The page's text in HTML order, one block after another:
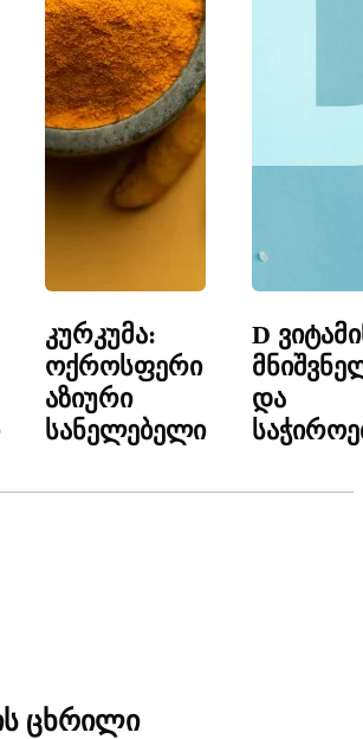
კურკუმა:
ოქროსფერი
აზიური
სანელებელი
D
და
ცხრილი